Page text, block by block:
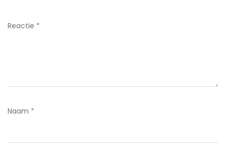
Reactie *
Naam *